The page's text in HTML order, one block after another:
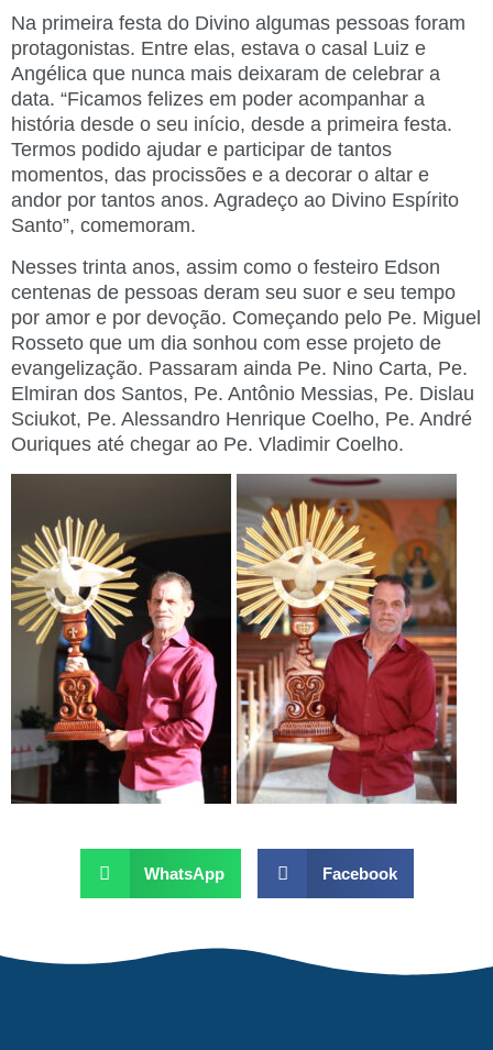
Na primeira festa do Divino algumas pessoas foram
protagonistas. Entre elas, estava o casal Luiz e
Angélica que nunca mais deixaram de celebrar a
data. “Ficamos felizes em poder acompanhar a
história desde o seu início, desde a primeira festa.
Termos podido ajudar e participar de tantos
momentos, das procissões e a decorar o altar e
andor por tantos anos. Agradeço ao Divino Espírito
Santo”, comemoram.
Nesses trinta anos, assim como o festeiro Edson
centenas de pessoas deram seu suor e seu tempo
por amor e por devoção. Começando pelo Pe. Miguel
Rosseto que um dia sonhou com esse projeto de
evangelização. Passaram ainda Pe. Nino Carta, Pe.
Elmiran dos Santos, Pe. Antônio Messias, Pe. Dislau
Sciukot, Pe. Alessandro Henrique Coelho, Pe. André
Ouriques até chegar ao Pe. Vladimir Coelho.
WhatsApp Facebook